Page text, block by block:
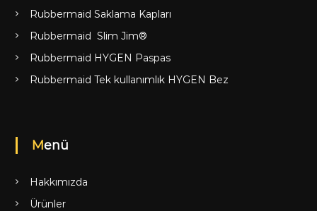
Rubbermaid Saklama Kapları
Rubbermaid Slim Jim®
Rubbermaid HYGEN Paspas
Rubbermaid Tek kullanımlık HYGEN Bez
Menü
Hakkımızda
Ürünler